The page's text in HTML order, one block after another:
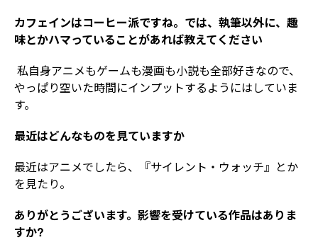
――カフェインはコーヒー派ですね。では、執筆以外に、趣
味とかハマっていることがあれば教えてください
私自身アニメもゲームも漫画も小説も全部好きなので、
やっぱり空いた時間にインプットするようにはしていま
す。
――最近はどんなものを見ていますか
最近はアニメでしたら、『サイレント・ウォッチ』とか
を見たり。
――ありがとうございます。影響を受けている作品はありま
すか?